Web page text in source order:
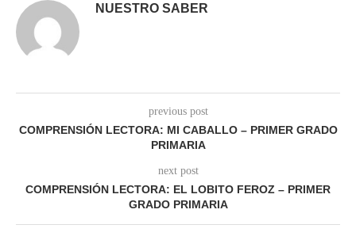
NUESTRO SABER
previous post
COMPRENSIÓN LECTORA: MI CABALLO – PRIMER GRADO
PRIMARIA
next post
COMPRENSIÓN LECTORA: EL LOBITO FEROZ – PRIMER
GRADO PRIMARIA